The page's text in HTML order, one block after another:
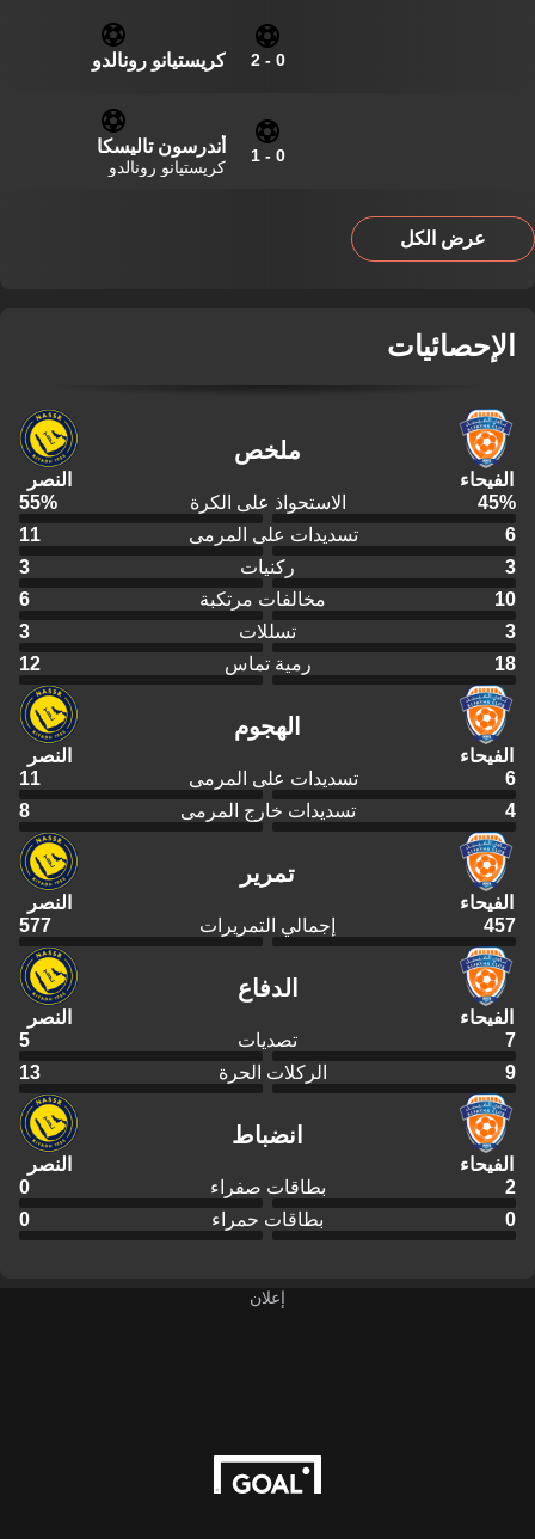
0
-
2 كريستيانو رونالدو
0
-
1 أندرسون تاليسكا
كريستيانو رونالدو
عرض الكل
الإحصائيات
الفيحاء
ملخص
النصر
45% الاستحواذ على الكرة 55%
6
تسديدات على المرمى
11
3
ركنيات
3
10
مخالفات مرتكبة
6
3
تسللات
3
18
رمية تماس 12
الفيحاء
الهجوم
النصر
6
تسديدات على المرمى
11
4
تسديدات خارج المرمى 8
الفيحاء
تمرير
النصر
457
إجمالي التمريرات 577
الفيحاء
الدفاع
النصر
7
تصديات
5
9
الركلات الحرة 13
الفيحاء
انضباط
النصر
2
بطاقات صفراء
0
0
بطاقات حمراء 0
إعلان